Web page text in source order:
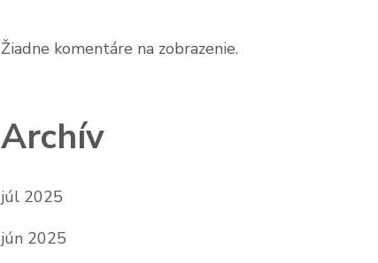
Žiadne komentáre na zobrazenie.
Archív
júl 2025
jún 2025